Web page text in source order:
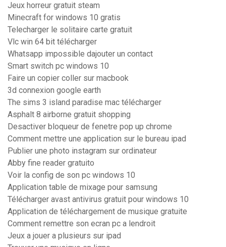
Jeux horreur gratuit steam
Minecraft for windows 10 gratis
Telecharger le solitaire carte gratuit
Vlc win 64 bit télécharger
Whatsapp impossible dajouter un contact
Smart switch pc windows 10
Faire un copier coller sur macbook
3d connexion google earth
The sims 3 island paradise mac télécharger
Asphalt 8 airborne gratuit shopping
Desactiver bloqueur de fenetre pop up chrome
Comment mettre une application sur le bureau ipad
Publier une photo instagram sur ordinateur
Abby fine reader gratuito
Voir la config de son pc windows 10
Application table de mixage pour samsung
Télécharger avast antivirus gratuit pour windows 10
Application de téléchargement de musique gratuite
Comment remettre son ecran pc a lendroit
Jeux a jouer a plusieurs sur ipad